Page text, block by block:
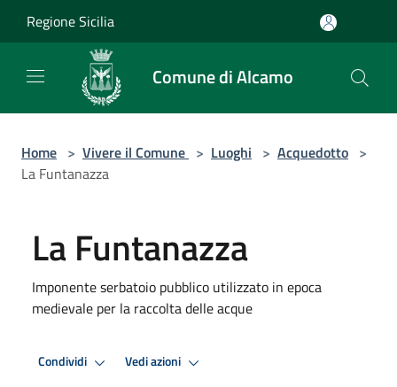
Regione Sicilia
Comune di Alcamo
Home > Vivere il Comune > Luoghi > Acquedotto >
La Funtanazza
La Funtanazza
Imponente serbatoio pubblico utilizzato in epoca
medievale per la raccolta delle acque
Condividi Vedi azioni